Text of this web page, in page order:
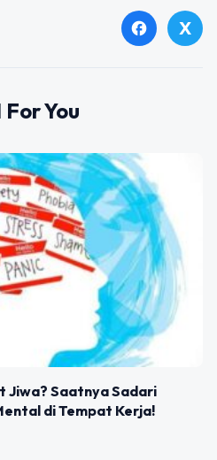
facebook X
You
Jiwa? Saatnya Sadari
di Tempat Kerja!